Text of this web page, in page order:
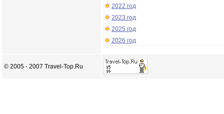
2022 год
2023 год
2025 год
2026 год
© 2005 - 2007 Travel-Top.Ru